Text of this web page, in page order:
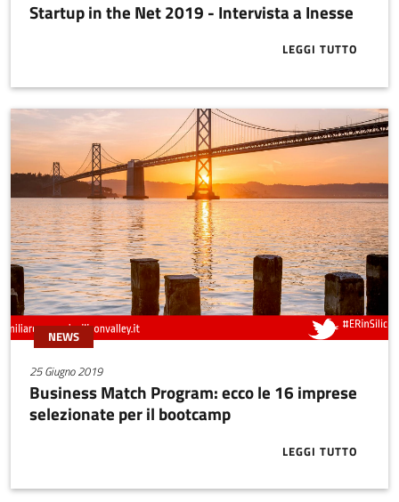
Startup in the Net 2019 - Intervista a Inesse
LEGGI TUTTO
ABOUT
NEWS
25 Giugno 2019
Business Match Program: ecco le 16 imprese
selezionate per il bootcamp
LEGGI TUTTO
ABOUT